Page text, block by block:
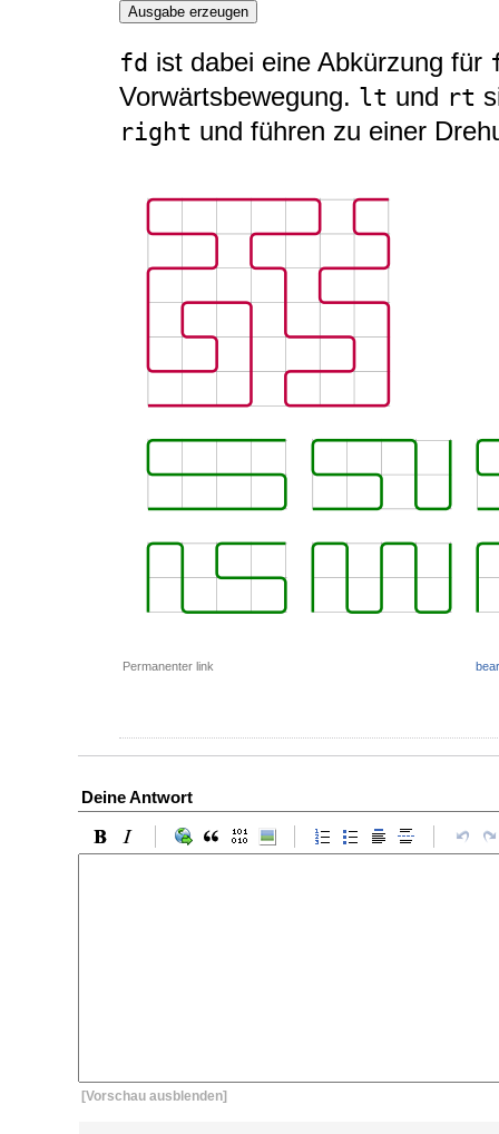
Ausgabe erzeugen
fd ist dabei eine Abkürzung für
Vorwärtsbewegung. lt und rt
right und führen zu einer
Permanenter link
Deine Antwort
[Vorschau ausblenden]